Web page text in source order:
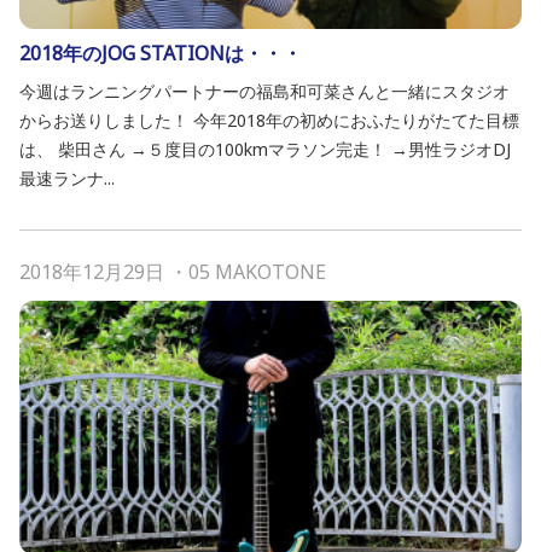
2018年のJOG STATIONは・・・
今週はランニングパートナーの福島和可菜さんと一緒にスタジオ
からお送りしました！ 今年2018年の初めにおふたりがたてた目標
は、 柴田さん →５度目の100kmマラソン完走！ →男性ラジオDJ
最速ランナ...
2018年12月29日 ・ 05 MAKOTONE